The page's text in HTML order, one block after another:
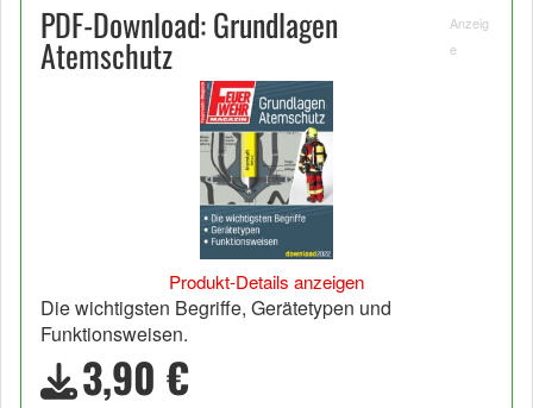
PDF-Download: Grundlagen
Atemschutz
Anzeig
e
Produkt-Details anzeigen
Die wichtigsten Begriffe, Gerätetypen und
Funktionsweisen.
3,90 €